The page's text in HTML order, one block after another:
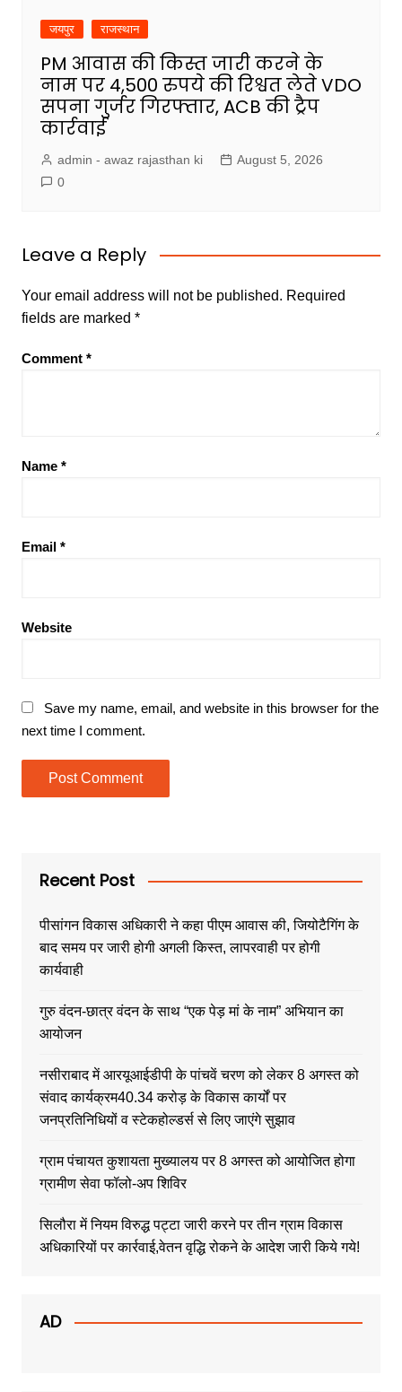
जयपुर राजस्थान
PM आवास की किस्त जारी करने के
नाम पर 4,500 रुपये की रिश्वत लेते VDO
सपना गुर्जर गिरफ्तार, ACB की ट्रैप
कार्रवाई
admin - awaz rajasthan ki
August 5, 2026
0
Leave a Reply
Your email address will not be published. Required
fields are marked *
Comment *
Name *
Email *
Website
Save my name, email, and website in this browser for the
next time I comment.
Recent Post
पीसांगन विकास अधिकारी ने कहा पीएम आवास की, जियोटैगिंग के
बाद समय पर जारी होगी अगली किस्त, लापरवाही पर होगी
कार्यवाही
गुरु वंदन-छात्र वंदन के साथ “एक पेड़ मां के नाम” अभियान का
आयोजन
नसीराबाद में आरयूआईडीपी के पांचवें चरण को लेकर 8 अगस्त को
संवाद कार्यक्रम40.34 करोड़ के विकास कार्यों पर
जनप्रतिनिधियों व स्टेकहोल्डर्स से लिए जाएंगे सुझाव
ग्राम पंचायत कुशायता मुख्यालय पर 8 अगस्त को आयोजित होगा
ग्रामीण सेवा फॉलो-अप शिविर
सिलौरा में नियम विरुद्ध पट्टा जारी करने पर तीन ग्राम विकास
अधिकारियों पर कार्रवाई,वेतन वृद्धि रोकने के आदेश जारी किये गये!
AD